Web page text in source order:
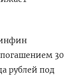
30
рублей под